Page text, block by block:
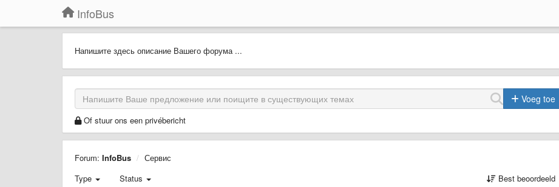
InfoBus
Напишите здесь описание Вашего форума ...
Voeg toe
Of stuur ons een privébericht
Forum: InfoBus
Сервис
Type
Status Best beoordeeld